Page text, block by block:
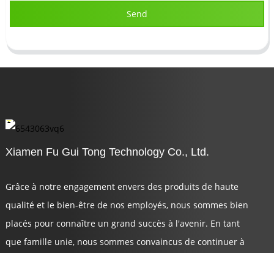
Send
Xiamen Fu Gui Tong Technology Co., Ltd.
Grâce à notre engagement envers des produits de haute
qualité et le bien-être de nos employés, nous sommes bien
placés pour connaître un grand succès à l'avenir. En tant
que famille unie, nous sommes convaincus de continuer à